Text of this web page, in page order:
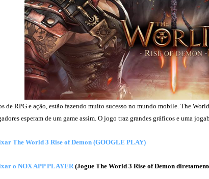
de RPG e ação, estão fazendo muito sucesso no mundo mobile. The
esperam de um game assim. O jogo traz grandes gráficos e uma
The World 3 Rise of Demon (GOOGLE PLAY)
o NOX APP PLAYER(Jogue The World 3 Rise of Demon